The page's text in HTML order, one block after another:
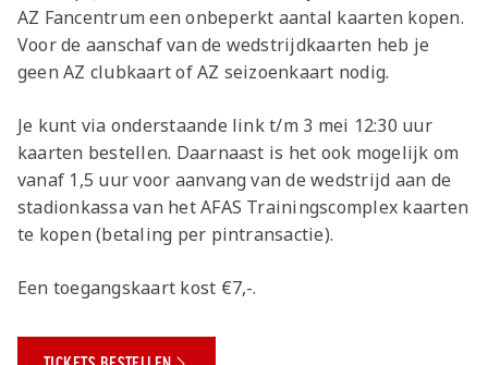
Jong AZ
Seizoenkaart
AZ Fancentrum een onbeperkt aantal kaarten kopen.
Voor de aanschaf van de wedstrijdkaarten heb je
geen AZ clubkaart of AZ seizoenkaart nodig.
Je kunt via onderstaande link t/m 3 mei 12:30 uur
kaarten bestellen. Daarnaast is het ook mogelijk om
vanaf 1,5 uur voor aanvang van de wedstrijd aan de
stadionkassa van het AFAS Trainingscomplex kaarten
te kopen (betaling per pintransactie).
Een toegangskaart kost €7,-.